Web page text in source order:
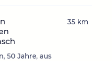
50 Jahre, aus
35 km